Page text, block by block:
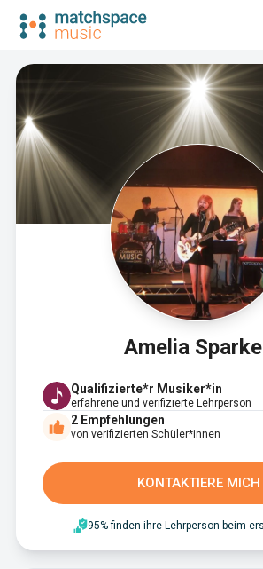
Amelia
Qualifizierte*r Musiker*in
erfahrene und verifizierte Lehrperson
2 Empfehlungen
von verifizierten Schüler*innen
KONTAKTIERE MICH
95% finden ihre Lehrperson beim